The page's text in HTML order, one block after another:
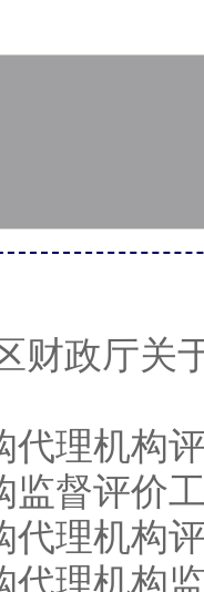
财政厅关
代理机构
监督评价
代理机构
代理机构